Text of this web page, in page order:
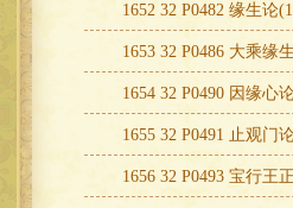
1652 32 P0482 缘生论
1653 32 P0486 大乘缘
1654 32 P0490 因缘心
1655 32 P0491 止观门
1656 32 P0493 宝行王